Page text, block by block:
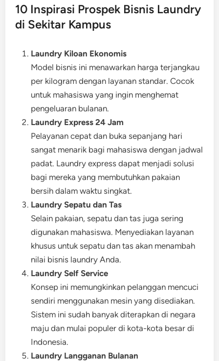
10 Inspirasi Prospek Bisnis Laundry
di Sekitar Kampus
Laundry Kiloan Ekonomis
Model bisnis ini menawarkan harga terjangkau
per kilogram dengan layanan standar. Cocok
untuk mahasiswa yang ingin menghemat
pengeluaran bulanan.
Laundry Express 24 Jam
Pelayanan cepat dan buka sepanjang hari
sangat menarik bagi mahasiswa dengan jadwal
padat. Laundry express dapat menjadi solusi
bagi mereka yang membutuhkan pakaian
bersih dalam waktu singkat.
Laundry Sepatu dan Tas
Selain pakaian, sepatu dan tas juga sering
digunakan mahasiswa. Menyediakan layanan
khusus untuk sepatu dan tas akan menambah
nilai bisnis laundry Anda.
Laundry Self Service
Konsep ini memungkinkan pelanggan mencuci
sendiri menggunakan mesin yang disediakan.
Sistem ini sudah banyak diterapkan di negara
maju dan mulai populer di kota-kota besar di
Indonesia.
Laundry Langganan Bulanan